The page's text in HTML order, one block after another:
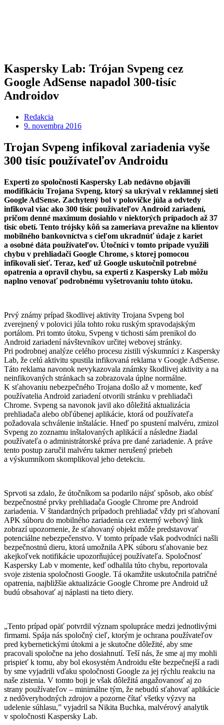
Kaspersky Lab: Trójan Svpeng cez
Google AdSense napadol 300-tisíc
Androidov
Redakcia
9. novembra 2016
Trojan Svpeng infikoval zariadenia vyše
300 tisíc používateľov Androidu
Experti zo spoločnosti Kaspersky Lab nedávno objavili
modifikáciu Trojana Svpeng, ktorý sa ukrýval v reklamnej sieti
Google AdSense. Zachytený bol v polovičke júla a odvtedy
infikoval viac ako 300 tisíc používateľov Android zariadení,
pričom denné maximum dosiahlo v niektorých prípadoch až 37
tisíc obetí. Tento trójsky kôň sa zameriava prevažne na klientov
mobilného bankovníctva s cieľom ukradnúť údaje z kariet
a osobné dáta používateľov. Útočníci v tomto prípade využili
chybu v prehliadači Google Chrome, s ktorej pomocou
infikovali sieť. Teraz, keď už Google uskutočnil potrebné
opatrenia a opravil chybu, sa experti z Kaspersky Lab môžu
naplno venovať podrobnému vyšetrovaniu tohto útoku.
Prvý známy prípad škodlivej aktivity Trojana Svpeng bol
zverejnený v polovici júla tohto roku ruským spravodajským
portálom. Pri tomto útoku, Svpeng v tichosti sám prenikol do
Android zariadení návštevníkov určitej webovej stránky.
Pri podrobnej analýze celého procesu zistili výskumníci z Kaspersky
Lab, že celú aktivitu spustila infikovaná reklama v Google AdSense.
Táto reklama navonok nevykazovala známky škodlivej aktivity a na
neinfikovaných stránkach sa zobrazovala úplne normálne.
K sťahovaniu nebezpečného Trojana došlo až v momente, keď
používatelia Android zariadení otvorili stránku v prehliadači
Chrome. Svpeng sa navonok javil ako dôležitá aktualizácia
prehliadača alebo obľúbenej aplikácie, ktorá od používateľa
požadovala schválenie inštalácie. Hneď po spustení malvéru, zmizol
Svpeng zo zoznamu inštalovaných aplikácií a následne žiadal
používateľa o administrátorské práva pre dané zariadenie. A práve
tento postup zaručil malvéru takmer nerušený priebeh
a výskumníkom skomplikoval jeho detekciu.
Sprvoti sa zdalo, že útočníkom sa podarilo nájsť spôsob, ako obísť
bezpečnostné prvky prehliadača Google Chrome pre Android
zariadenia. V štandardných prípadoch prehliadač vždy pri sťahovaní
APK súboru do mobilného zariadenia cez externý webový link
zobrazí upozornenie, že sťahovaný objekt môže predstavovať
potenciálne nebezpečenstvo. V tomto prípade však podvodníci našli
bezpečnostnú dieru, ktorá umožnila APK súboru sťahovanie bez
akejkoľvek notifikácie upozorňujúcej používateľa. Spoločnosť
Kaspersky Lab v momente, keď odhalila túto chybu, reportovala
svoje zistenia spoločnosti Google. Tá okamžite uskutočnila patričné
opatrenia, najbližšie aktualizácie Google Chrome pre Android už
budú obsahovať aj náplasti na tieto diery.
„Tento prípad opäť potvrdil význam spolupráce medzi jednotlivými
firmami. Spája nás spoločný cieľ, ktorým je ochrana používateľov
pred kybernetickými útokmi a je skutočne dôležité, aby sme
pracovali spoločne na jeho dosiahnutí. Teší nás, že sme aj my mohli
prispieť k tomu, aby bol ekosystém Androidu ešte bezpečnejší a radi
by sme vyjadrili vďaku spoločnosti Google za jej rýchlu reakciu na
naše zistenia. V tomto boji je však dôležitá angažovanosť aj zo
strany používateľov – minimálne tým, že nebudú sťahovať aplikácie
z nedôveryhodných zdrojov a pozorne čítať všetky výzvy na
udelenie súhlasu,” vyjadril sa Nikita Buchka, malvérový analytik
v spoločnosti Kaspersky Lab.